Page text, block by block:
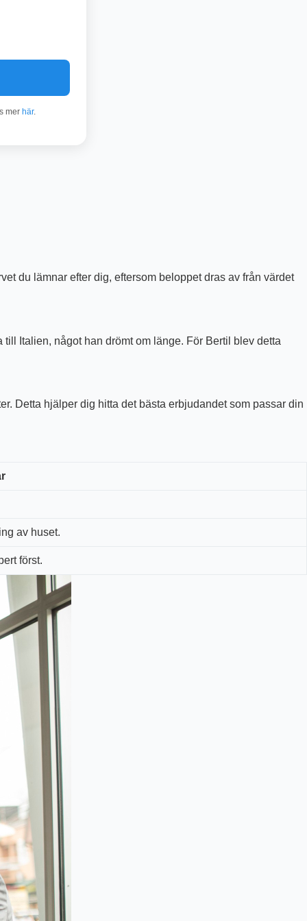
mer här.
du lämnar efter dig, eftersom beloppet dras av från värdet
Italien, något han drömt om länge. För Bertil blev detta
Detta hjälper dig hitta det bästa erbjudandet som passar din
av huset.
först.